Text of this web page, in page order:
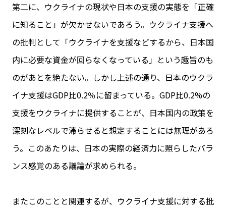
第二に、ウクライナの現状や日本の支援の実態を「正確
に知ること」が欠かせないであろう。ウクライナ支援へ
の批判として「ウクライナを支援などするから、日本国
内に必要な資金が回らなくなっている」という趣旨のも
のがあとを絶たない。しかし上述の通り、日本のウクラ
イナ支援はGDP比0.2％に留まっている。GDP比0.2%の
支援をウクライナに提供することが、日本国内の政策を
深刻なレベルで滞らせると想定することには無理があろ
う。このあたりは、日本の実際の経済力に照らしたバラ
ンス感覚のある議論が求められる。
またこのことと関連するが、ウクライナ支援に対する批